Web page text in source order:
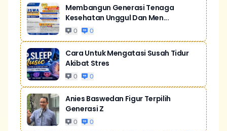
Membangun Generasi Tenaga
Kesehatan Unggul Dan Men...
0 0
Cara Untuk Mengatasi Susah Tidur
Akibat Stres
0 0
Anies Baswedan Figur Terpilih
Generasi Z
0 0